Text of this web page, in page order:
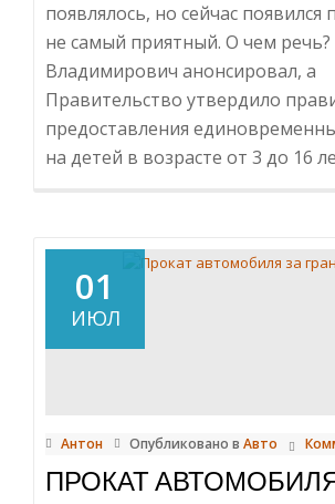
появлялось, но сейчас появился
не самый приятный. О чем
Владимирович анонсировал, а
Правительство утвердило
предоставления
на детей в возрасте от 3 до 16
01
ИЮЛ
Антон Опубликовано в Авто
ПРОКАТ